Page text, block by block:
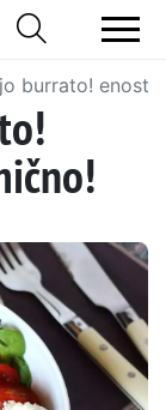
burrato!